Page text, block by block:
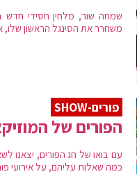
שמחה שור, מלחין חסידי חדש
משחרר את הסינגל הראשון שלו,
פורים-SHOW
הפורים של
עם בואו של חג הפורים, יצאנו
כמה שאלות עליהם, על אירועי